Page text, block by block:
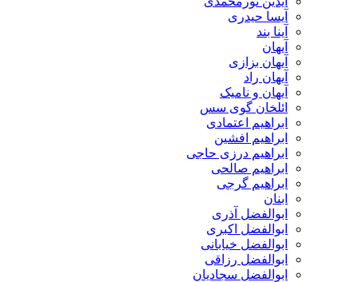
آیسا حیدری
آینا بند
آیهان
آیهان بزازی
آیهان راد
آیهان و نامیک
ائلخان گوی سس
ابراهیم اعتمادی
ابراهیم افشین
ابراهیم درزی حاجی
ابراهیم صالحی
ابراهیم گرجی
ابنان
ابوالفضل آذری
ابوالفضل اکبری
ابوالفضل خیابانی
ابوالفضل رزاقی
ابوالفضل سجادیان